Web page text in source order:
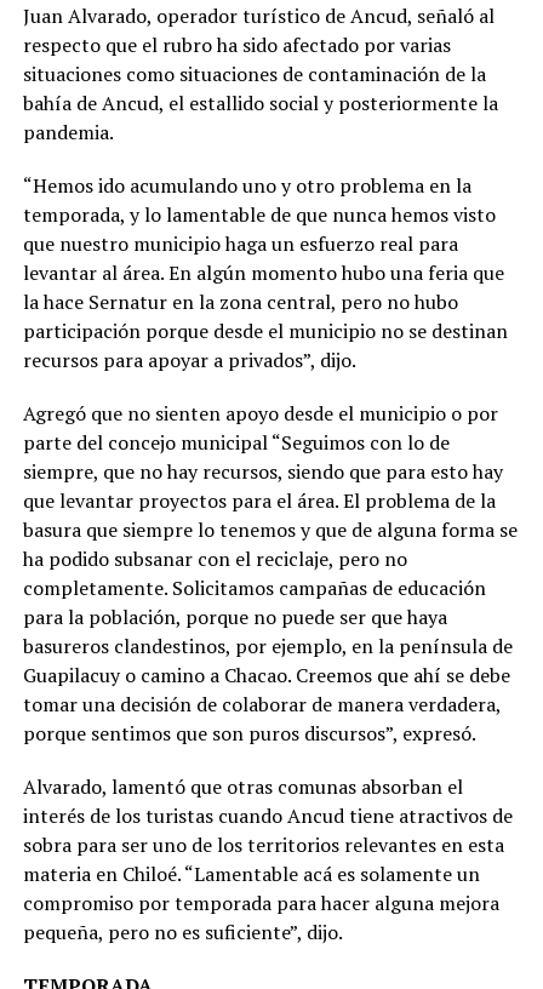
Juan Alvarado, operador turístico de Ancud, señaló al
respecto que el rubro ha sido afectado por varias
situaciones como situaciones de contaminación de la
bahía de Ancud, el estallido social y posteriormente la
pandemia.
“Hemos ido acumulando uno y otro problema en la
temporada, y lo lamentable de que nunca hemos visto
que nuestro municipio haga un esfuerzo real para
levantar al área. En algún momento hubo una feria que
la hace Sernatur en la zona central, pero no hubo
participación porque desde el municipio no se destinan
recursos para apoyar a privados”, dijo.
Agregó que no sienten apoyo desde el municipio o por
parte del concejo municipal “Seguimos con lo de
siempre, que no hay recursos, siendo que para esto hay
que levantar proyectos para el área. El problema de la
basura que siempre lo tenemos y que de alguna forma se
ha podido subsanar con el reciclaje, pero no
completamente. Solicitamos campañas de educación
para la población, porque no puede ser que haya
basureros clandestinos, por ejemplo, en la península de
Guapilacuy o camino a Chacao. Creemos que ahí se debe
tomar una decisión de colaborar de manera verdadera,
porque sentimos que son puros discursos”, expresó.
Alvarado, lamentó que otras comunas absorban el
interés de los turistas cuando Ancud tiene atractivos de
sobra para ser uno de los territorios relevantes en esta
materia en Chiloé. “Lamentable acá es solamente un
compromiso por temporada para hacer alguna mejora
pequeña, pero no es suficiente”, dijo.